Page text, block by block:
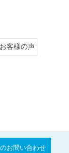
客様の声
お問い合わせ